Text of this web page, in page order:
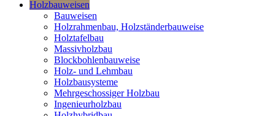
Holzbauweisen
Bauweisen
Holzrahmenbau, Holzständerbauweise
Holztafelbau
Massivholzbau
Blockbohlenbauweise
Holz- und Lehmbau
Holzbausysteme
Mehrgeschossiger Holzbau
Ingenieurholzbau